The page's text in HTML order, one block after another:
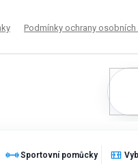
Podmínky ochrany osobních
Sportovní pomůcky